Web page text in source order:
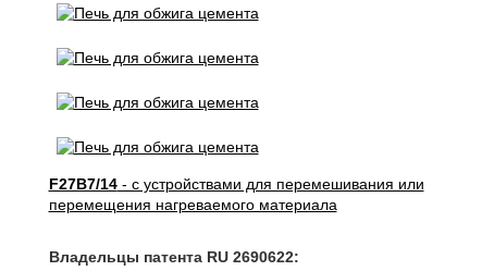
F27B7/14- с устройствами для перемешивания или
перемещения нагреваемого материала
Владельцы патента RU 2690622: